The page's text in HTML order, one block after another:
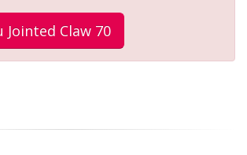
Jointed Claw 70